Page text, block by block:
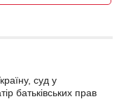
суд у
батьківських прав